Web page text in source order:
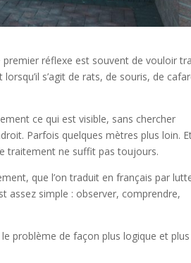
réflexe est souvent de vouloir
s’agit de rats, de souris, de
ce qui est visible, sans chercher
Parfois quelques mètres plus loin.
traitement ne suffit pas toujours.
que l’on traduit en français par
assez simple : observer, comprendre,
problème de façon plus logique et plus